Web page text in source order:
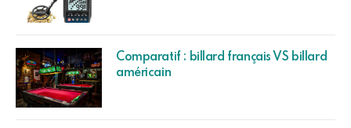
Comparatif : billard français VS billard
américain